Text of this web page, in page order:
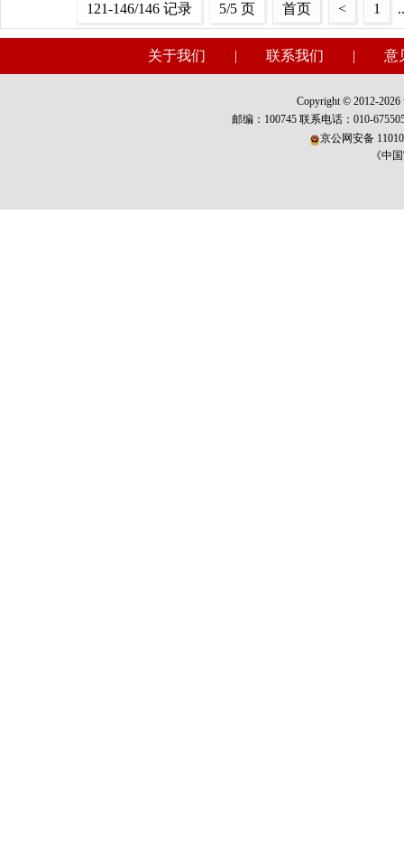
121-146/146 记录 5/5 页 首页 < 1
关于我们 | 联系我们 | 意
Copyright © 2012-2026
邮编：100745 联系电话：010-
京公网安备
《中